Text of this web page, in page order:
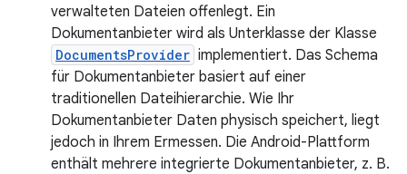
verwalteten Dateien offenlegt. Ein
Dokumentanbieter wird als Unterklasse der Klasse
DocumentsProvider implementiert. Das Schema
für Dokumentanbieter basiert auf einer
traditionellen Dateihierarchie. Wie Ihr
Dokumentanbieter Daten physisch speichert, liegt
jedoch in Ihrem Ermessen. Die Android-Plattform
enthält mehrere integrierte Dokumentanbieter, z. B.